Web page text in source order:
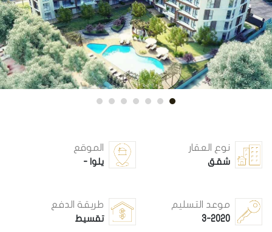
نوع العقار
شقق
الموقع
يلوا -
موعد التسليم
3-2020
طريقة الدفع
تقسيط